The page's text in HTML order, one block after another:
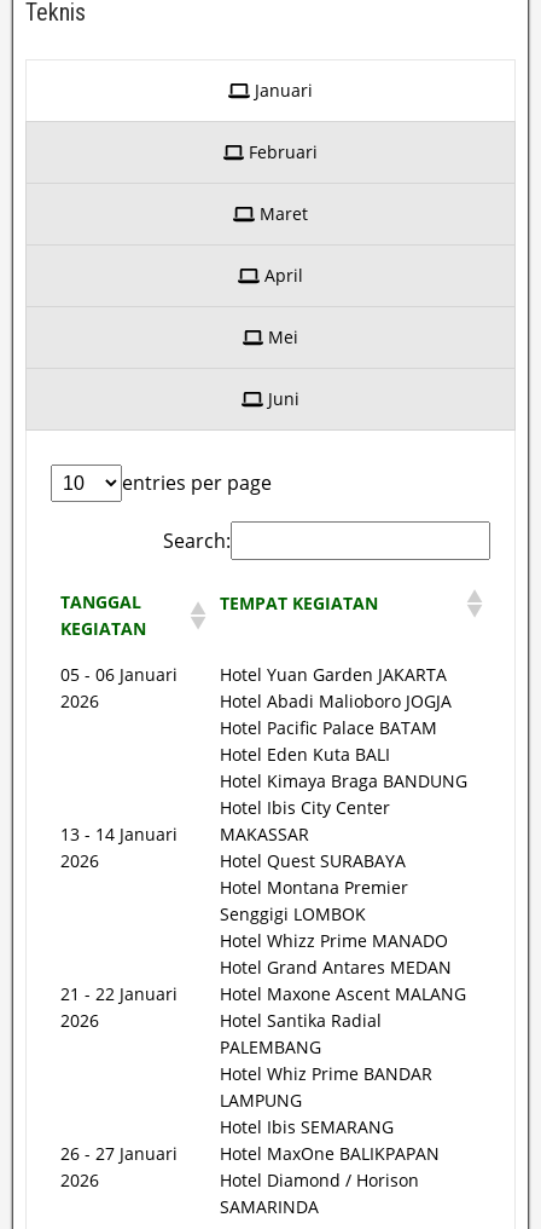
Teknis
Januari
Februari
Maret
April
Mei
Juni
entries per page
Search:
TANGGAL
KEGIATAN
TEMPAT KEGIATAN
05 - 06 Januari
2026
13 - 14 Januari
2026
21 - 22 Januari
2026
26 - 27 Januari
2026
Hotel Yuan Garden JAKARTA
Hotel Abadi Malioboro JOGJA
Hotel Pacific Palace BATAM
Hotel Eden Kuta BALI
Hotel Kimaya Braga BANDUNG
Hotel Ibis City Center
MAKASSAR
Hotel Quest SURABAYA
Hotel Montana Premier
Senggigi LOMBOK
Hotel Whizz Prime MANADO
Hotel Grand Antares MEDAN
Hotel Maxone Ascent MALANG
Hotel Santika Radial
PALEMBANG
Hotel Whiz Prime BANDAR
LAMPUNG
Hotel Ibis SEMARANG
Hotel MaxOne BALIKPAPAN
Hotel Diamond / Horison
SAMARINDA